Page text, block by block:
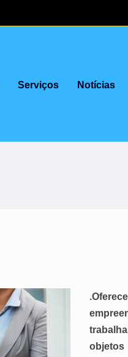
Serviços Notícias